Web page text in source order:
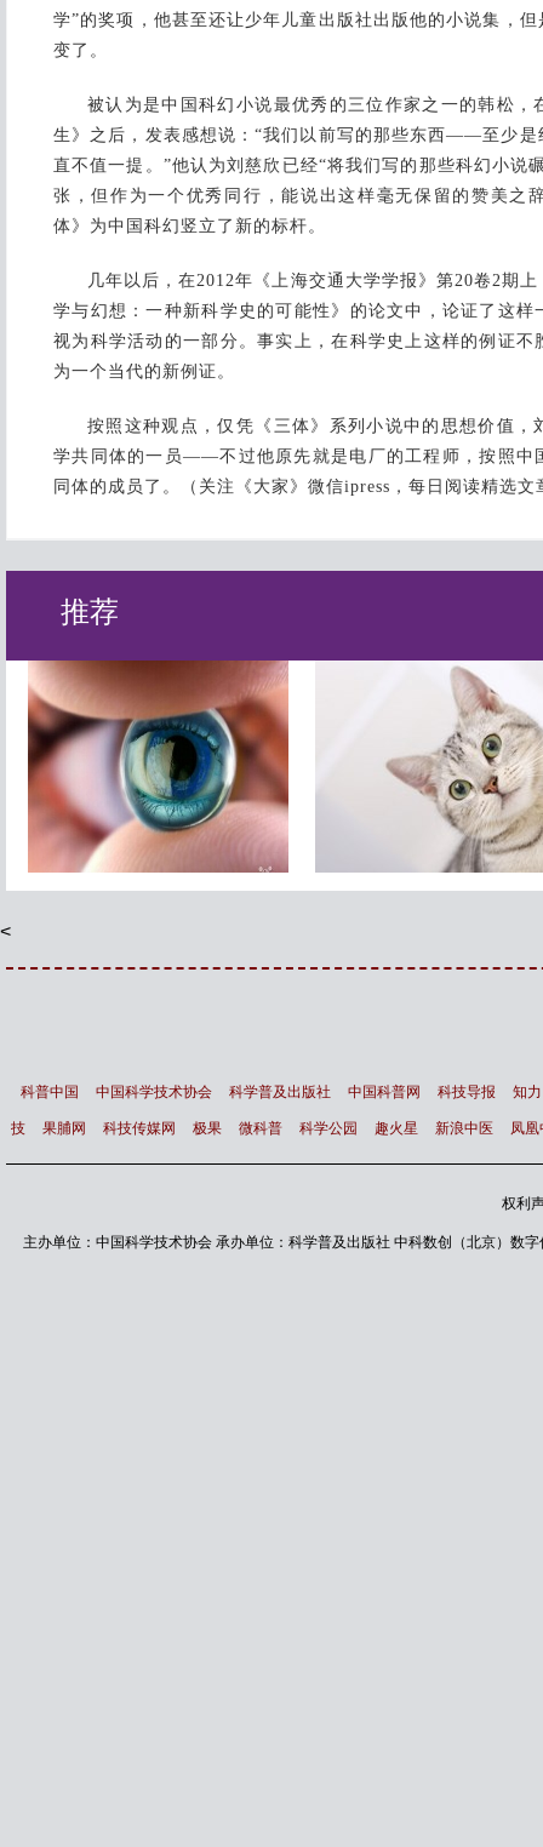
学”的奖项，他甚至还让少年儿童出版社出版他的小说集，
变了。
被认为是中国科幻小说最优秀的三位作家之一的韩松，
生》之后，发表感想说：“我们以前写的那些东西——至少是
直不值一提。”他认为刘慈欣已经“将我们写的那些科幻小说
张，但作为一个优秀同行，能说出这样毫无保留的赞美之
体》为中国科幻竖立了新的标杆。
几年以后，在2012年《上海交通大学学报》第20卷2期
学与幻想：一种新科学史的可能性》的论文中，论证了这
视为科学活动的一部分。事实上，在科学史上这样的例证
为一个当代的新例证。
按照这种观点，仅凭《三体》系列小说中的思想价值，
学共同体的一员——不过他原先就是电厂的工程师，按照中
同体的成员了。（ 关注《大家》微信ipress，每日阅读精选文
推荐
<
科普中国 中国科学技术协会 科学普及出版社 中国科普网 科技导报 知
技 果脯网 科技传媒网 极果 微科普 科学公园 趣火星 新浪中医 凤凰
权利
主办单位：中国科学技术协会 承办单位：科学普及出版社 中科数创（北京）数